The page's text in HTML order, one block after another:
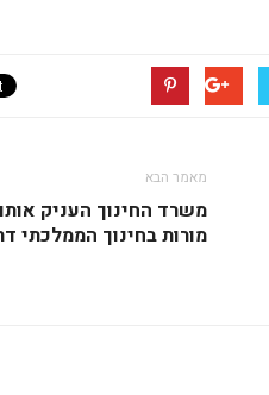
מאמר הבא
משרד החינוך העניק
מורות בחינוך הממלכתי